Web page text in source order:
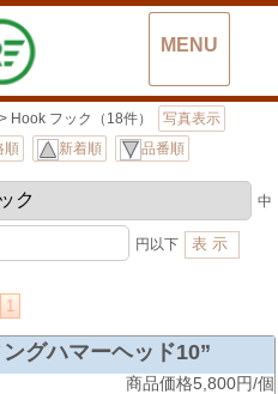
MENU
Hook フック（18件）
写真表示
順 新着順 品番順
中
円以下
1
グハマーヘッド10”
商品価格5,800円/個